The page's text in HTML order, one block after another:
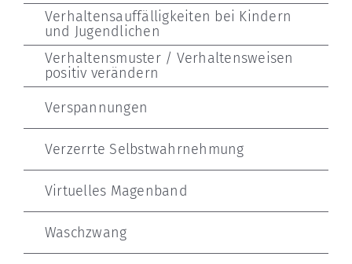
Verhaltensauffälligkeiten bei Kindern
und Jugendlichen
Verhaltensmuster / Verhaltensweisen
positiv verändern
Verspannungen
Verzerrte Selbstwahrnehmung
Virtuelles Magenband
Waschzwang